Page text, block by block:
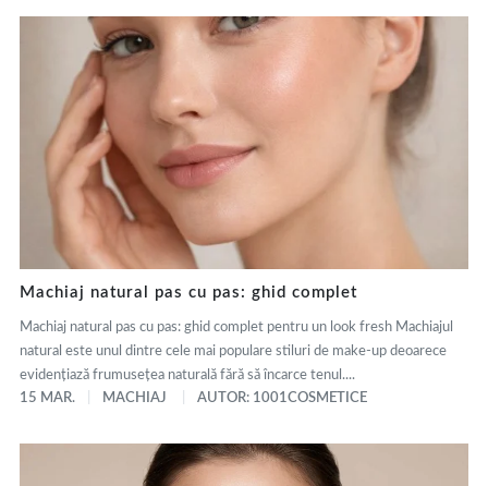
Machiaj natural pas cu pas: ghid complet
Machiaj natural pas cu pas: ghid complet pentru un look fresh Machiajul
natural este unul dintre cele mai populare stiluri de make-up deoarece
evidențiază frumusețea naturală fără să încarce tenul....
15 MAR.
MACHIAJ AUTOR: 1001COSMETICE